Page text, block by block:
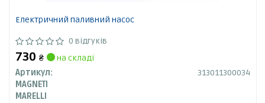
Електричний паливний насос
0 відгуків
730 ₴
на складі
Артикул:
313011300034
MAGNETI
MARELLI